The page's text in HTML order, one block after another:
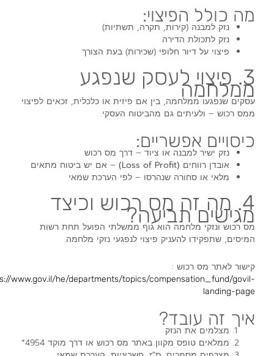
מה כולל הפיצוי:
נזק למבנה (קירות, תקרה, תשתיות)
נזק לתכולת הדירה
פיצוי על דיור חלופי (שכירות) בעת הצורך
3. פיצוי לעסק שנפגע
ממלחמה
עסקים שנפגעו ממלחמה, בין אם פיזית או כלכלית, זכאים לפיצוי
ממס רכוש – ולעיתים גם מהביטוח העסקי.
כיסויים אפשריים:
נזק ישיר למבנה או ציוד – דרך מס רכוש
אובדן רווחים (Loss of Profit)
– אם יש ביטוח מתאים
מלאי או סחורה שנהרסו – לפי הערכת שמאי
4. מה זה מס רכוש וכיצד
מגישים תביעה?
מס רכוש ונזקי מלחמה הוא גוף ממשלתי הפועל תחת רשות
המיסים, שתפקידו להעניק פיצוי לנפגעי נזקי מלחמה.
קישור לאתר מס רכוש :
www.gov.il/he/departments/topics/compensation_fund/govil-
landing-page
איך זה עובד?
מצלמים את הנזק
ממלאים טופס מקוון באתר מס רכוש או דרך מוקד 4954*